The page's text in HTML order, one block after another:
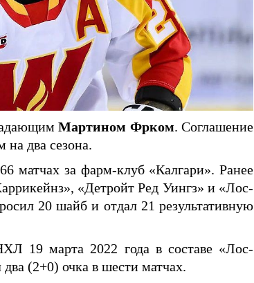
Мартином Фрком. Соглашение
два сезона.
матчах за фарм-клуб «Калгари». Ранее
«Детройт Ред Уингз» и «Лос-
20 шайб и отдал 21 результативную
19 марта 2022 года в составе «Лос-
(2+0) очка в шести матчах.